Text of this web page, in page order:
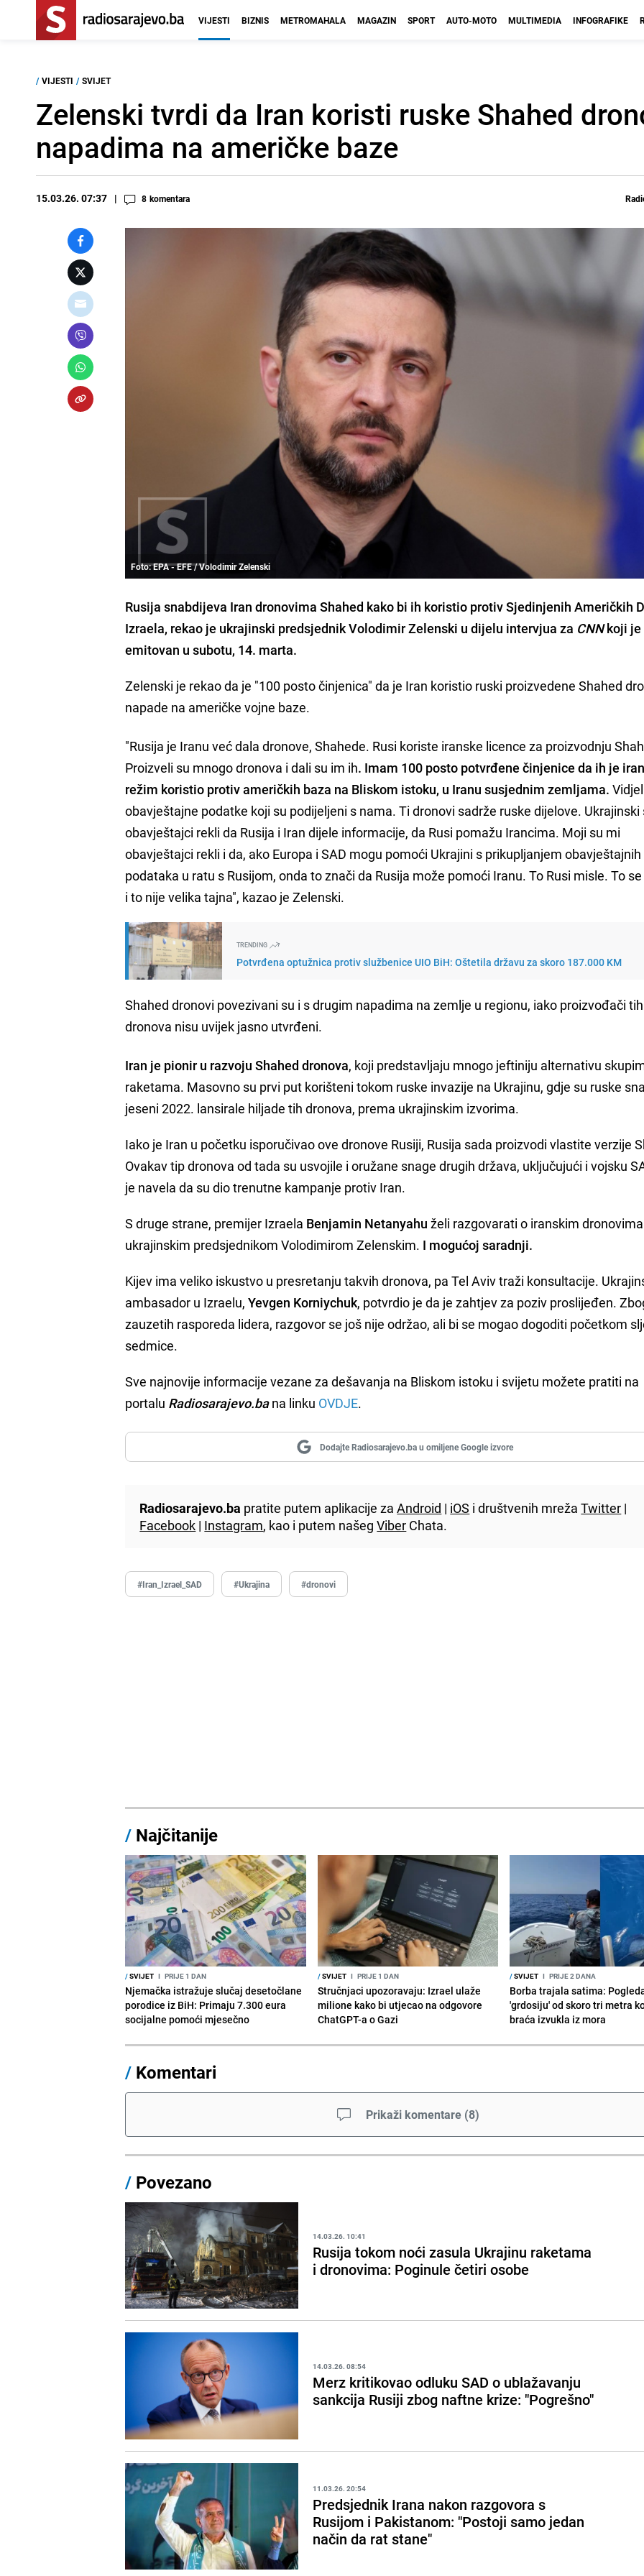
VIJESTI BIZNIS METROMAHALA MAGAZIN SPORT AUTO-MOTO MULTIMEDIA INFOGRAFIKE
/ VIJESTI / SVIJET
Zelenski tvrdi da Iran koristi ruske Shahed
napadima na američke baze
15.03.26. 07:37 8 komentara
Foto: EPA - EFE / Volodimir Zelenski
Rusija snabdijeva Iran dronovima Shahed kako bi ih koristio protiv Sjedinjenih Američkih
Izraela, rekao je ukrajinski predsjednik Volodimir Zelenski u dijelu intervjua za CNNkoji je
emitovan u subotu, 14. marta.
Zelenski je rekao da je "100 posto činjenica" da je Iran koristio ruski proizvedene Shahed
napade na američke vojne baze.
"Rusija je Iranu već dala dronove, Shahede. Rusi koriste iranske licence za proizvodnju
Proizveli su mnogo dronova i dali su im ih. Imam 100 posto potvrđene činjenice da ih je
režim koristio protiv američkih baza na Bliskom istoku, u Iranu susjednim zemljama.
obavještajne podatke koji su podijeljeni s nama. Ti dronovi sadrže ruske dijelove. Ukrajinski
obavještajci rekli da Rusija i Iran dijele informacije, da Rusi pomažu Irancima. Moji su mi
obavještajci rekli i da, ako Europa i SAD mogu pomoći Ukrajini s prikupljanjem obavještajnih
podataka u ratu s Rusijom, onda to znači da Rusija može pomoći Iranu. To Rusi misle. To
i to nije velika tajna", kazao je Zelenski.
TRENDING
Potvrđena optužnica protiv službenice UIO BiH: Oštetila državu za skoro 187.000 KM
Shahed dronovi povezivani su i s drugim napadima na zemlje u regionu, iako proizvođači tih
dronova nisu uvijek jasno utvrđeni.
Iran je pionir u razvoju Shahed dronova, koji predstavljaju mnogo jeftiniju alternativu
raketama. Masovno su prvi put korišteni tokom ruske invazije na Ukrajinu, gdje su ruske
jeseni 2022. lansirale hiljade tih dronova, prema ukrajinskim izvorima.
Iako je Iran u početku isporučivao ove dronove Rusiji, Rusija sada proizvodi vlastite verzije
Ovakav tip dronova od tada su usvojile i oružane snage drugih država, uključujući i vojsku
je navela da su dio trenutne kampanje protiv Iran.
S druge strane, premijer Izraela Benjamin Netanyahu želi razgovarati o iranskim
ukrajinskim predsjednikom Volodimirom Zelenskim. I mogućoj saradnji.
Kijev ima veliko iskustvo u presretanju takvih dronova, pa Tel Aviv traži konsultacije.
ambasador u Izraelu,Yevgen Korniychuk, potvrdio je da je zahtjev za poziv proslijeđen.
zauzetih rasporeda lidera, razgovor se još nije održao, ali bi se mogao dogoditi početkom
sedmice.
Sve najnovije informacije vezane za dešavanja na Bliskom istoku i svijetu možete pratiti na
portalu Radiosarajevo.bana linku OVDJE.
Dodajte Radiosarajevo.ba u omiljene Google izvore
Radiosarajevo.ba pratite putem aplikacije zaAndroid | iOS i društvenih mrežaTwitter |
Facebook | Instagram, kao i putem našegViber Chata.
#Iran_Izrael_SAD #Ukrajina #dronovi
/ Najčitanije
/SVIJET I PRIJE 1 DAN
Njemačka istražuje slučaj desetočlane
porodice iz BiH: Primaju 7.300 eura
socijalne pomoći mjesečno
/SVIJET I PRIJE 1 DAN
Stručnjaci upozoravaju: Izrael ulaže
milione kako bi utjecao na odgovore
ChatGPT-a o Gazi
/SVIJET I PRIJE 2 DANA
Borba trajala satima:
'grdosiju' od skoro tri metra
braća izvukla iz mora
/ Komentari
Prikaži komentare (8)
/ Povezano
14.03.26. 10:41
Rusija tokom noći zasula Ukrajinu raketama
i dronovima: Poginule četiri osobe
14.03.26. 08:54
Merz kritikovao odluku SAD o ublažavanju
sankcija Rusiji zbog naftne krize: "Pogrešno"
11.03.26. 20:54
Predsjednik Irana nakon razgovora s
Rusijom i Pakistanom: "Postoji samo jedan
način da rat stane"